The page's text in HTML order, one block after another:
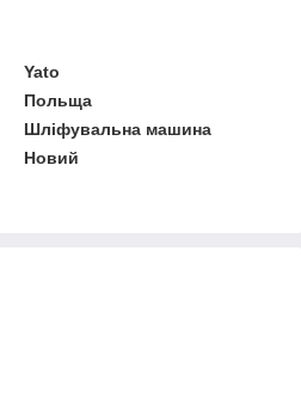
Yato
Польща
Шліфувальна машина
Новий